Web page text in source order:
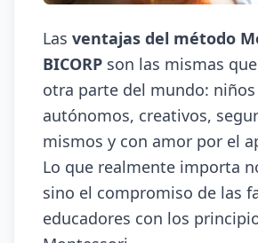
Las ventajas del método
BICORP son las mismas
otra parte del mundo: niños
autónomos, creativos,
mismos y con amor por el
Lo que realmente importa
sino el compromiso de las
educadores con los